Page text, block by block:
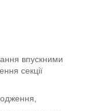
впускними
секції